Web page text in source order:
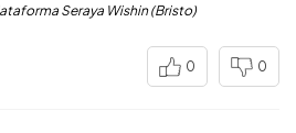
Seraya Wishin (Bristo)
0 0